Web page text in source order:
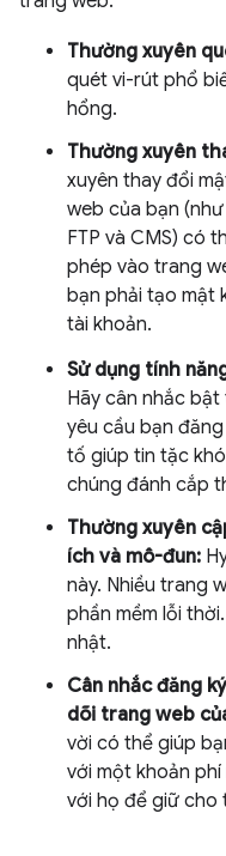
Thường xuyên
quét vi-rút phổ
hổng.
Thường xuyên
xuyên thay đổi
web của bạn
FTP và CMS) có
phép vào trang
bạn phải tạo mật
tài khoản.
Sử dụng tính
Hãy cân nhắc
yêu cầu bạn
tố giúp tin tặc
chúng đánh cắp
Thường xuyên
ích và mô-đun:
này. Nhiều trang
phần mềm lỗi
nhật.
Cân nhắc đăng
dõi trang web
vời có thể giúp
với một khoản
với họ để giữ cho